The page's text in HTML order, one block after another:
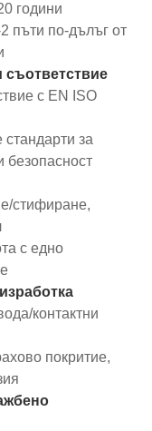
години
пъти по-дълъг от
съответствие
с EN ISO
за
безопасност
стифиране,
с едно
контактни
покритие,